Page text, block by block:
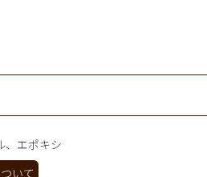
、エポキシ
いて